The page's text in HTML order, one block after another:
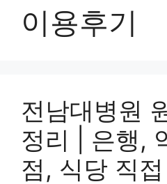
이용후기
전남대병원
정리 | 은행,
점, 식당 직